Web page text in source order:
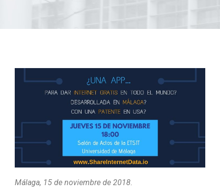
Málaga, 15 de noviembre de 2018.